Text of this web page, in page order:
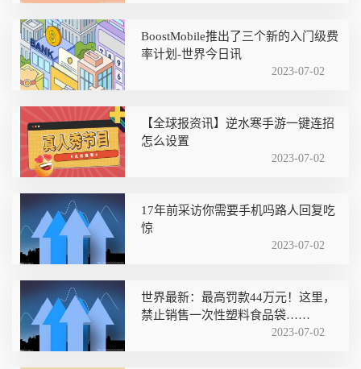
BoostMobile推出了三个新的入门级费
率计划-世界今日讯
2023-07-02
【全球报资讯】逆水寒手游一键连招
怎么设置
2023-07-02
17年前采访你需要手机吗路人回复吃
惊
2023-07-02
世界最新：最高罚款44万元！这里，
禁止销售一次性塑料食品袋……
2023-07-02